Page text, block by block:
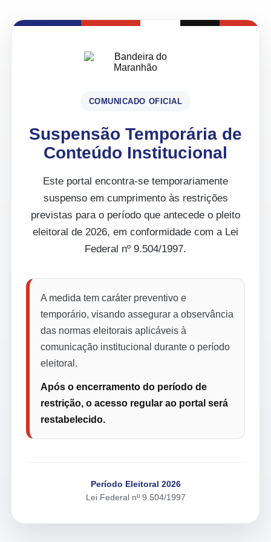
COMUNICADO OFICIAL
Suspensão Temporária de
Conteúdo Institucional
Este portal encontra-se temporariamente
suspenso em cumprimento às restrições
previstas para o período que antecede o pleito
eleitoral de 2026, em conformidade com a Lei
Federal nº 9.504/1997.
A medida tem caráter preventivo e
temporário, visando assegurar a observância
das normas eleitorais aplicáveis à
comunicação institucional durante o período
eleitoral.
Após o encerramento do período de
restrição, o acesso regular ao portal será
restabelecido.
Período Eleitoral 2026
Lei Federal nº 9.504/1997